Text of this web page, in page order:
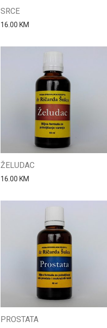
SRCE
16.00 KM
ŽELUDAC
16.00 KM
PROSTATA